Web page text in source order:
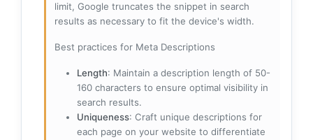
limit, Google truncates the snippet in search
results as necessary to fit the device's width.
Best practices for Meta Descriptions
Length: Maintain a description length of 50-
160 characters to ensure optimal visibility in
search results.
Uniqueness: Craft unique descriptions for
each page on your website to differentiate